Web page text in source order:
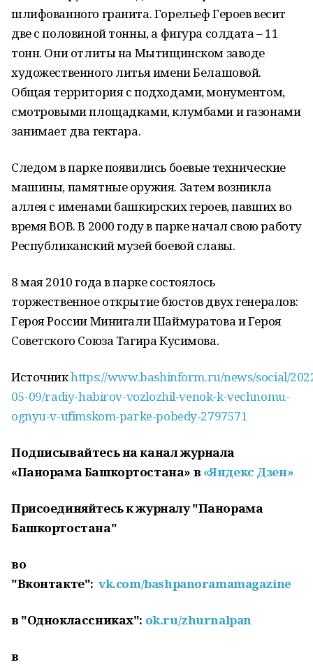
шлифованного гранита. Горельеф Героев весит
две с половиной тонны, а фигура солдата – 11
тонн. Они отлиты на Мытищинском заводе
художественного литья имени Белашовой.
Общая территория с подходами, монументом,
смотровыми площадками, клумбами и газонами
занимает два гектара.
Следом в парке появились боевые технические
машины, памятные оружия. Затем возникла
аллея с именами башкирских героев, павших во
время ВОВ. В 2000 году в парке начал свою работу
Республиканский музей боевой славы.
8 мая 2010 года в парке состоялось
торжественное открытие бюстов двух генералов:
Героя России Минигали Шаймуратова и Героя
Советского Союза Тагира Кусимова.
Источникhttps://www.bashinform.ru/news/social/
05-09/radiy-habirov-vozlozhil-venok-k-vechnomu-
ognyu-v-ufimskom-parke-pobedy-2797571
Подписывайтесь на канал журнала
«Панорама Башкортостана» в «Яндекс Дзен»
Присоединяйтесь к журналу "Панорама
Башкортостана"
во
"Вконтакте":vk.com/bashpanoramamagazine
в "Одноклассниках": ok.ru/zhurnalpan
в